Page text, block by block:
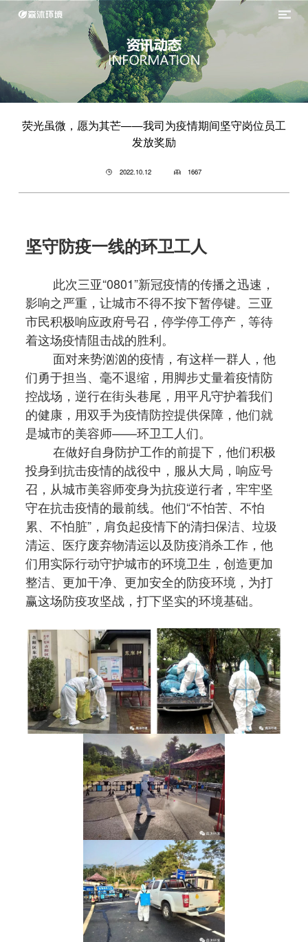
荧光虽微，愿为其芒——我司为疫情期间坚守岗位员工
发放奖励
2022.10.12 1667
坚守防疫一线的环卫工人
此次三亚“0801”新冠疫情的传播之迅速，
影响之严重，让城市不得不按下暂停键。三亚
市民积极响应政府号召，停学停工停产，等待
着这场疫情阻击战的胜利。
面对来势汹汹的疫情，有这样一群人，他
们勇于担当、毫不退缩，用脚步丈量着疫情防
控战场，逆行在街头巷尾，用平凡守护着我们
的健康，用双手为疫情防控提供保障，他们就
是城市的美容师——环卫工人们。
在做好自身防护工作的前提下，他们积极
投身到抗击疫情的战役中，服从大局，响应号
召，从城市美容师变身为抗疫逆行者，牢牢坚
守在抗击疫情的最前线。他们“不怕苦、不怕
累、不怕脏”，肩负起疫情下的清扫保洁、垃圾
清运、医疗废弃物清运以及防疫消杀工作，他
们用实际行动守护城市的环境卫生，创造更加
整洁、更加干净、更加安全的防疫环境，为打
赢这场防疫攻坚战，打下坚实的环境基础。